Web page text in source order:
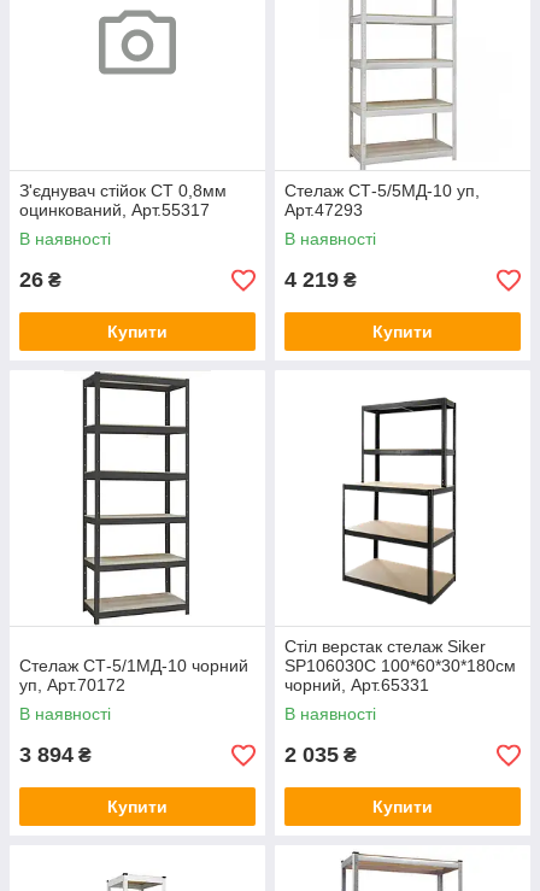
З'єднувач стійок СТ 0,8мм
оцинкований, Арт.55317
В наявності
26 ₴
Купити
Стелаж СТ-5/5МД-10 уп,
Арт.47293
В наявності
4 219 ₴
Купити
Стелаж СТ-5/1МД-10 чорний
уп, Арт.70172
В наявності
3 894 ₴
Купити
Стіл верстак стелаж Siker
SP106030C 100*60*30*180см
чорний, Арт.65331
В наявності
2 035 ₴
Купити